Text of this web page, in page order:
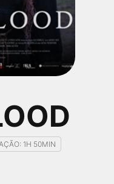
1H 50MIN
a você ou a
pode também
assistir aos